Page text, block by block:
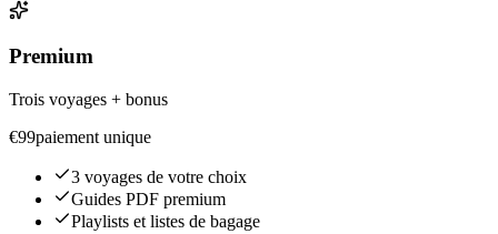
Premium
Trois voyages + bonus
€99paiement unique
3 voyages de votre choix
Guides PDF premium
Playlists et listes de bagage